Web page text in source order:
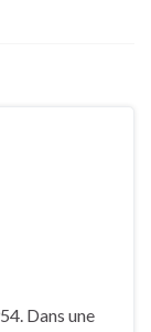
Dans une